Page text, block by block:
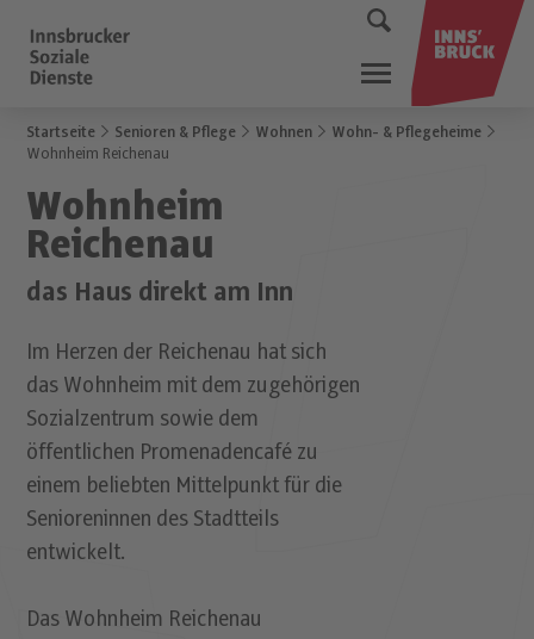
Startseite Senioren & Pflege Wohnen
Wohn- & Pflegeheime
Wohnheim Reichenau
Wohnheim
Reichenau
das Haus direkt am Inn
Im Herzen der Reichenau hat sich
das Wohnheim mit dem zugehörigen
Sozialzentrum sowie dem
öffentlichen Promenadencafé zu
einem beliebten Mittelpunkt für die
Senioreninnen des Stadtteils
entwickelt.
Das Wohnheim Reichenau